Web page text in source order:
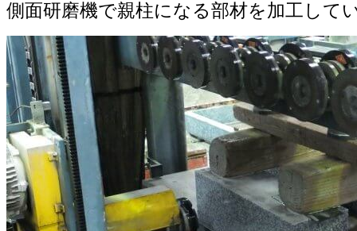
側面研磨機で親柱になる部材を加工して